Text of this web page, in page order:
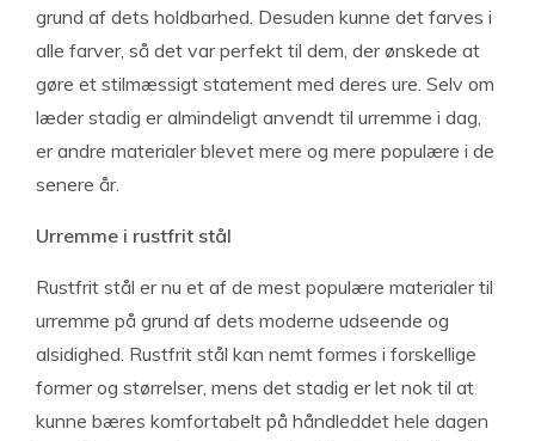
grund af dets holdbarhed. Desuden kunne det farves i
alle farver, så det var perfekt til dem, der ønskede at
gøre et stilmæssigt statement med deres ure. Selv om
læder stadig er almindeligt anvendt til urremme i dag,
er andre materialer blevet mere og mere populære i de
senere år.
Urremme i rustfrit stål
Rustfrit stål er nu et af de mest populære materialer til
urremme på grund af dets moderne udseende og
alsidighed. Rustfrit stål kan nemt formes i forskellige
former og størrelser, mens det stadig er let nok til at
kunne bæres komfortabelt på håndleddet hele dagen